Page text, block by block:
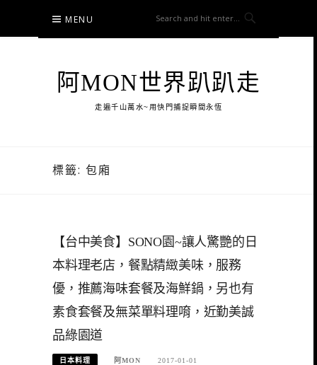
content
MENU
阿MON世界趴趴走
走遍千山萬水~用快門捕捉瞬間永恆
標籤: 包廂
【台中美食】SONO園~讓人驚艷的日
本料理老店，餐點精緻美味，服務
優，推薦海味套餐及海鮮鍋，另也有
素食套餐及無菜單料理唷，近勤美誠
品綠園道
日本料理 阿MON 2017-01-01